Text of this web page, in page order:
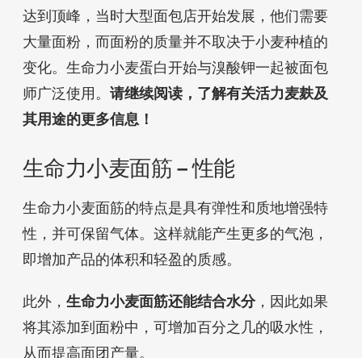
达到顶峰，当时大型面包店开始发展，他们需要
大量面粉，而面粉的质量并不取决于小麦种植的
变化。生命力小麦蛋白开始与溴酸钾一起被面包
师广泛使用。 请继续阅读，了解有关活力麦麸及
其用途的更多信息！
生命力小麦面筋 – 性能
生命力小麦面筋的特点是具有弹性和质地增强特
性，并可保留气体。这样就能产生更多的气泡，
即增加产品的体积和轻盈的质感。
此外， 生命力小麦面筋还能结合水分，因此如果
将其添加到面粉中，可增加百分之几的吸水性，
从而提高面团产量。